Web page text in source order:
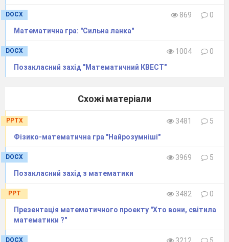
(алгебра і теорія чисел, теорія функцій
диференціальних та інтегральних
математична статистика, історія
математики тощо.) Назвіть цього
(розв’язавши
горизонталі дістанемо число, що дорівнює
висоті
DOCX 869
0
Математична гра: "Сильна ланка"
DOCX 1004
0
Позакласний захід "Математичний КВЕСТ"
Схожі матеріали
PPTX 3481
5
Фізико-математична гра "Найрозумніші"
DOCX 3969
5
Позакласний захід з математики
PPT 3482
0
Презентація математичного проекту "Хто вони, світила
математики ?"
DOCX